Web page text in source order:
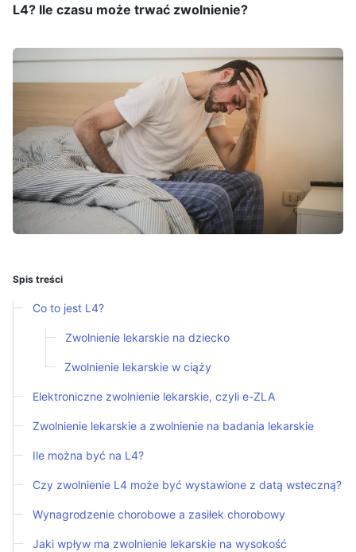
L4? Ile czasu może trwać zwolnienie?
Spis treści
Co to jest L4?
Zwolnienie lekarskie na dziecko
Zwolnienie lekarskie w ciąży
Elektroniczne zwolnienie lekarskie, czyli e-ZLA
Zwolnienie lekarskie a zwolnienie na badania lekarskie
Ile można być na L4?
Czy zwolnienie L4 może być wystawione z datą wsteczną?
Wynagrodzenie chorobowe a zasiłek chorobowy
Jaki wpływ ma zwolnienie lekarskie na wysokość